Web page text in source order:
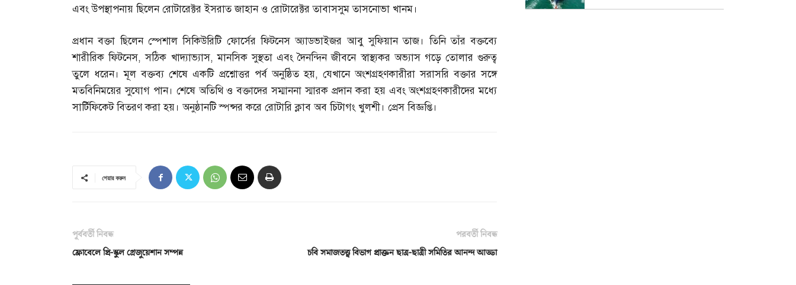
এবং উপস্থাপনায় ছিলেন রোটারেক্টর ইসরাত জাহান ও রোটারেক্টর তাবাসসুম তাসনোভা খানম।
প্রধান বক্তা ছিলেন স্পেশাল সিকিউরিটি ফোর্সের ফিটনেস অ্যাডভাইজর আবু সুফিয়ান তাজ। তিনি তাঁর বক্তব্যে
শারীরিক ফিটনেস,সঠিক খাদ্যাভ্যাস,মানসিক সুস্থতা এবং দৈনন্দিন জীবনে স্বাস্থ্যকর অভ্যাস গড়ে তোলার গুরুত্ব
তুলে ধরেন। মূল বক্তব্য শেষে একটি প্রশ্নোত্তর পর্ব অনুষ্ঠিত হয়, যেখানে অংশগ্রহণকারীরা সরাসরি বক্তার সঙ্গে
মতবিনিময়ের সুযোগ পান। শেষে অতিথি ও বক্তাদের সম্মাননা স্মারক প্রদান করা হয় এবং অংশগ্রহণকারীদের মধ্যে
সার্টিফিকেট বিতরণ করা হয়। অনুষ্ঠানটি স্পন্সর করে রোটারি ক্লাব অব চিটাগং খুলশী। প্রেস বিজ্ঞপ্তি।
শেয়ার করুন
পূর্ববর্তী নিবন্ধ
ফ্রোবেলে প্রি-স্কুল গ্রেজুয়েশান সম্পন্ন
পরবর্তী নিবন্ধ
চবি সমাজতত্ত্ব বিভাগ প্রাক্তন ছাত্র-ছাত্রী সমিতির আনন্দ আড্ডা